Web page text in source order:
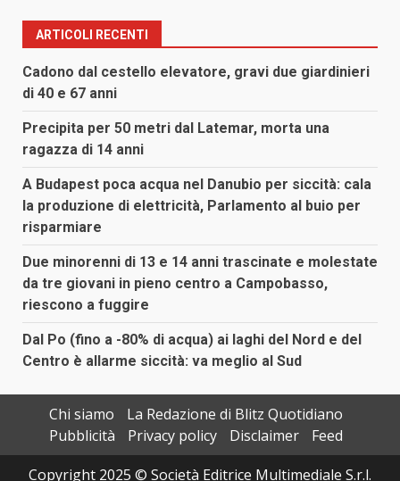
ARTICOLI RECENTI
Cadono dal cestello elevatore, gravi due giardinieri
di 40 e 67 anni
Precipita per 50 metri dal Latemar, morta una
ragazza di 14 anni
A Budapest poca acqua nel Danubio per siccità: cala
la produzione di elettricità, Parlamento al buio per
risparmiare
Due minorenni di 13 e 14 anni trascinate e molestate
da tre giovani in pieno centro a Campobasso,
riescono a fuggire
Dal Po (fino a -80% di acqua) ai laghi del Nord e del
Centro è allarme siccità: va meglio al Sud
Chi siamo
La Redazione di Blitz Quotidiano
Pubblicità
Privacy policy Disclaimer
Feed
Copyright 2025 © Società Editrice Multimediale S.r.l.